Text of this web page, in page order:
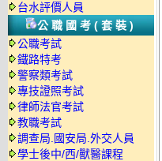
台水評價人員
公職國考(套裝)
公職考試
鐵路特考
警察類考試
專技證照考試
律師法官考試
教職考試
調查局.國安局.外交人員
學士後中/西/獸醫課程